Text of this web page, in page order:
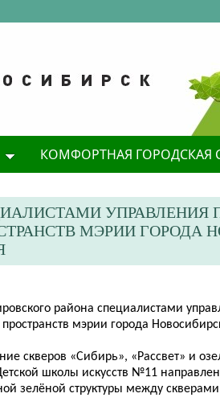
КОМФОРТНАЯ ГОРОДСКАЯ
УПРАВЛЕНИЯ
МЭРИИ ГОРОДА
района специалистами
мэрии города
скверов «Сибирь», «Рассвет»
и
школы искусств №11
зелёной структуры между